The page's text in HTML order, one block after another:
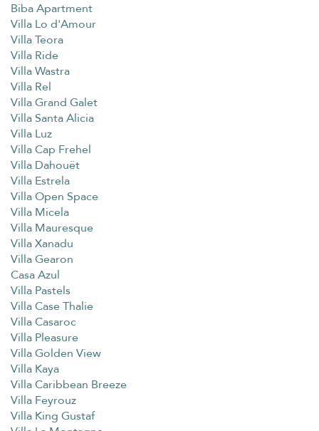
Biba Apartment
Villa Lo d'Amour
Villa Teora
Villa Ride
Villa Wastra
Villa Rel
Villa Grand Galet
Villa Santa Alicia
Villa Luz
Villa Cap Frehel
Villa Dahouët
Villa Estrela
Villa Open Space
Villa Micela
Villa Mauresque
Villa Xanadu
Villa Gearon
Casa Azul
Villa Pastels
Villa Case Thalie
Villa Casaroc
Villa Pleasure
Villa Golden View
Villa Kaya
Villa Caribbean Breeze
Villa Feyrouz
Villa King Gustaf